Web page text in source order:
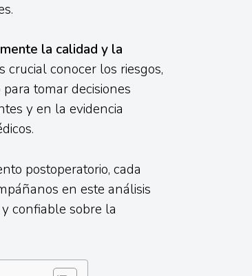
la calidad y la
crucial conocer los riesgos,
tomar decisiones
y en la evidencia
postoperatorio, cada
en este análisis
confiable sobre la